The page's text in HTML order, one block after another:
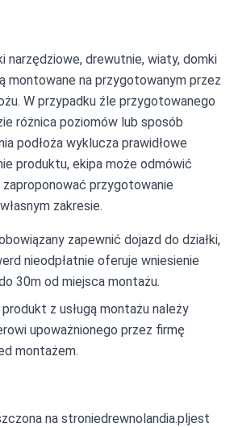
narzędziowe, drewutnie, wiaty, domki
montowane na przygotowanym przez
W przypadku źle przygotowanego
różnica poziomów lub sposób
podłoża wyklucza prawidłowe
produktu, ekipa może odmówić
przygotowanie
zakresie.
zapewnić dojazd do działki,
nieodpłatnie oferuje wniesienie
30m od miejsca montażu.
z usługą montażu należy
upoważnionego przez firmę
montażem.
na stroniedrewnolandia.pljest